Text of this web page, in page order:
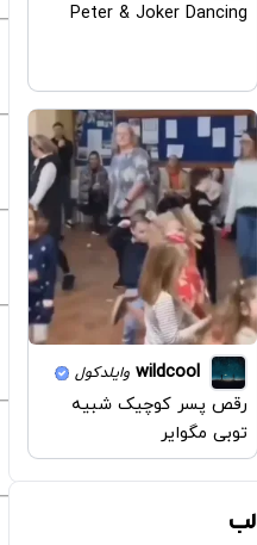
Peter & Joker Dancing
wildcool وایلدکول
رقص پسر کوچیک شبیه
توبی مگوایر